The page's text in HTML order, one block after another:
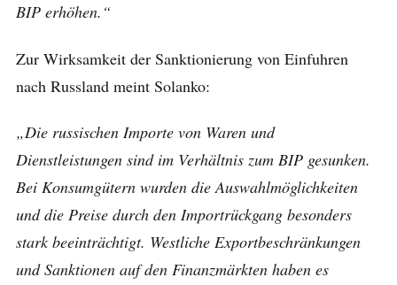
BIP erhöhen.“
Zur Wirksamkeit der Sanktionierung von Einfuhren
nach Russland meint Solanko:
„Die russischen Importe von Waren und
Dienstleistungen sind im Verhältnis zum BIP gesunken.
Bei Konsumgütern wurden die Auswahlmöglichkeiten
und die Preise durch den Importrückgang besonders
stark beeinträchtigt. Westliche Exportbeschränkungen
und Sanktionen auf den Finanzmärkten haben es